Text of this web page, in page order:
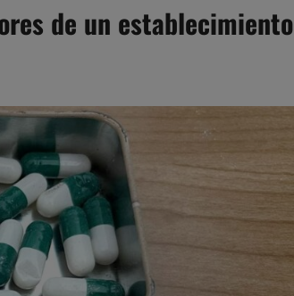
de un establecimiento